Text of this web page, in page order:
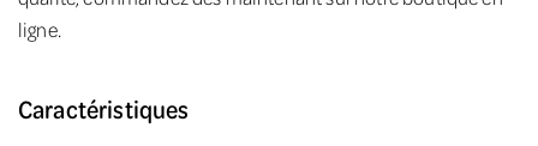
ligne.
Caractéristiques